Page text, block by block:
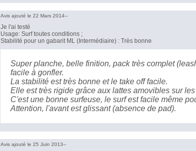
Avis ajouté le 22 Mars 2014--
Je l'ai testé
Usage: Surf toutes conditions ;
Stabilité pour un gabarit ML (Intermédiaire) : Très bonne
Super planche, belle finition, pack très complet
facile à gonfler.
La stabilité est très bonne et le take off facile.
Elle est très rigide grâce aux lattes amovibles sur
C'est une bonne surfeuse, le surf est facile même
Attention, l'avant est glissant (absence de pad).
Avis ajouté le 25 Juin 2013--